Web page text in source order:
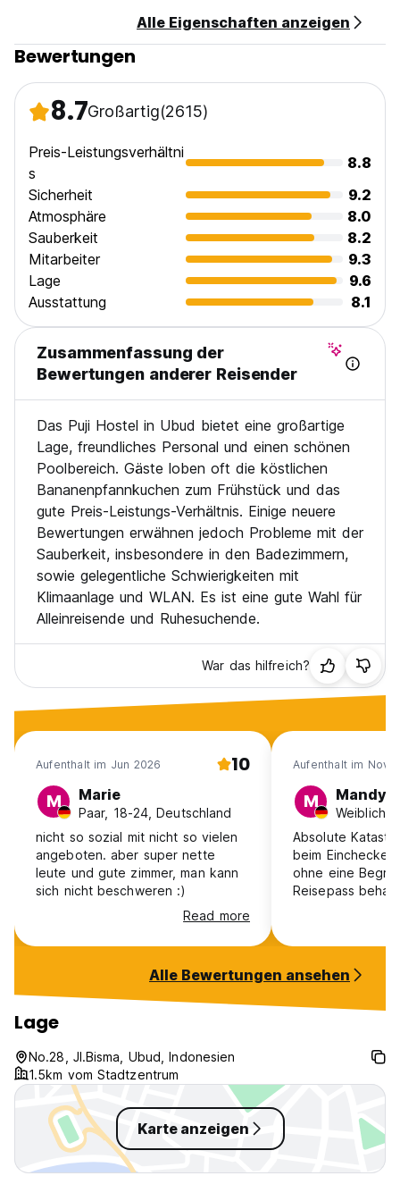
Alle Eigenschaften anzeigen
Bewertungen
8.7Großartig(2615)
Preis-Leistungsverhältni
s
8.8
Sicherheit
9.2
Atmosphäre
8.0
Sauberkeit
8.2
Mitarbeiter
9.3
Lage
9.6
Ausstattung
8.1
Zusammenfassung der
Bewertungen anderer Reisender
Das Puji Hostel in Ubud bietet eine großartige
Lage, freundliches Personal und einen schönen
Poolbereich. Gäste loben oft die köstlichen
Bananenpfannkuchen zum Frühstück und das
gute Preis-Leistungs-Verhältnis. Einige neuere
Bewertungen erwähnen jedoch Probleme mit der
Sauberkeit, insbesondere in den Badezimmern,
sowie gelegentliche Schwierigkeiten mit
Klimaanlage und WLAN. Es ist eine gute Wahl für
Alleinreisende und Ruhesuchende.
War das hilfreich?
Aufenthalt im Jun 2026 10
M Marie
Paar, 18-24, Deutschland
nicht so sozial mit nicht so vielen
angeboten. aber super nette
leute und gute zimmer, man kann
sich nicht beschweren :)
Read more
Aufenthalt im Nov
M Mandy
Absolute
beim
ohne eine
Reisepass
Die Tage darauf
Frühstück an
Bewegung hört
man unten
Verständnis
Alle Bewertungen ansehen
Lage
No.28, Jl.Bisma, Ubud, Indonesien
1.5km vom Stadtzentrum
Karte anzeigen